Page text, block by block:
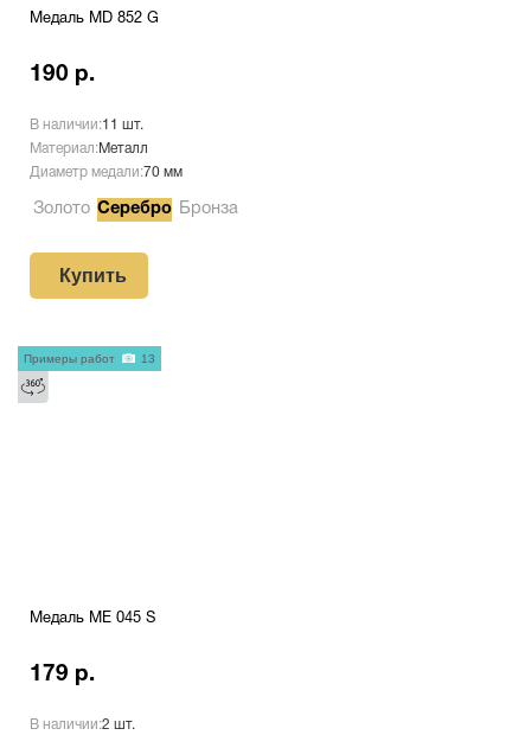
Медаль MD 852 G
190 р.
В наличии:11 шт.
Материал:Металл
Диаметр медали:70 мм
Золото Серебро Бронза
Купить
Медаль ME 045 S
179 р.
В наличии:2 шт.
Примеры работ 13